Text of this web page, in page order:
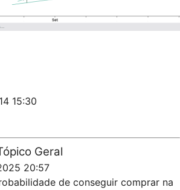
15:30
Geral
20:57
de conseguir comprar na